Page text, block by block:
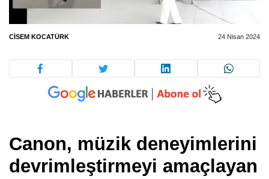
CISEM KOCATÜRK 24 Nisan 2024
Canon, müzik deneyimlerini
devrimleştirmeyi amaçlayan